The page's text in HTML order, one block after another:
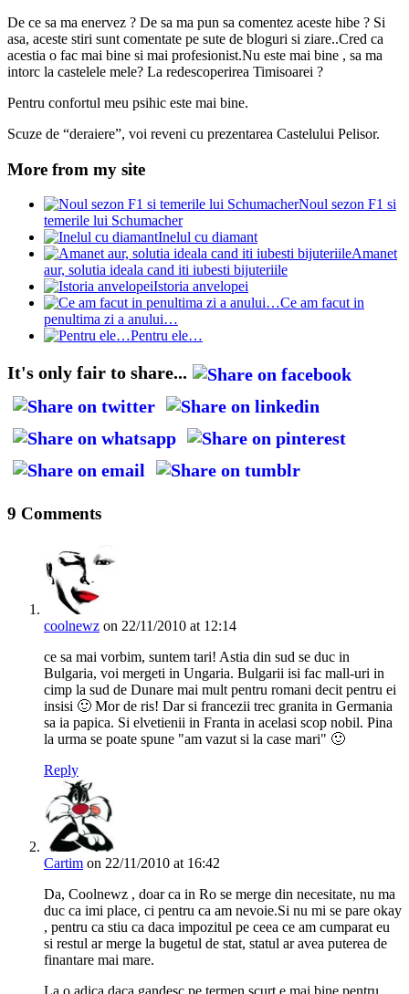
De ce sa ma enervez ? De sa ma pun sa comentez aceste hibe ? Si
asa, aceste stiri sunt comentate pe sute de bloguri si ziare..Cred ca
acestia o fac mai bine si mai profesionist.Nu este mai bine , sa ma
intorc la castelele mele? La redescoperirea Timisoarei ?
Pentru confortul meu psihic este mai bine.
Scuze de “deraiere”, voi reveni cu prezentarea Castelului Pelisor.
More from my site
Noul sezon F1 si
temerile lui Schumacher
Inelul cu diamant
Amanet
aur, solutia ideala cand iti iubesti bijuteriile
Istoria anvelopei
Ce am facut in
penultima zi a anului…
Pentru ele…
It's only fair to share...
9 Comments
coolnewz on 22/11/2010 at 12:14
ce sa mai vorbim, suntem tari! Astia din sud se duc in
Bulgaria, voi mergeti in Ungaria. Bulgarii isi fac mall-uri in
cimp la sud de Dunare mai mult pentru romani decit pentru ei
insisi 🙂 Mor de ris! Dar si francezii trec granita in Germania
sa ia papica. Si elvetienii in Franta in acelasi scop nobil. Pina
la urma se poate spune "am vazut si la case mari" 🙂
Reply
Cartim on 22/11/2010 at 16:42
Da, Coolnewz , doar ca in Ro se merge din necesitate, nu ma
duc ca imi place, ci pentru ca am nevoie.Si nu mi se pare okay
, pentru ca stiu ca daca impozitul pe ceea ce am cumparat eu
si restul ar merge la bugetul de stat, statul ar avea puterea de
finantare mai mare.
La o adica daca gandesc pe termen scurt e mai bine pentru